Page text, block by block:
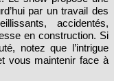
par un travail des
accidentés,
en construction. Si
notez que l’intrigue
vous maintenir face à